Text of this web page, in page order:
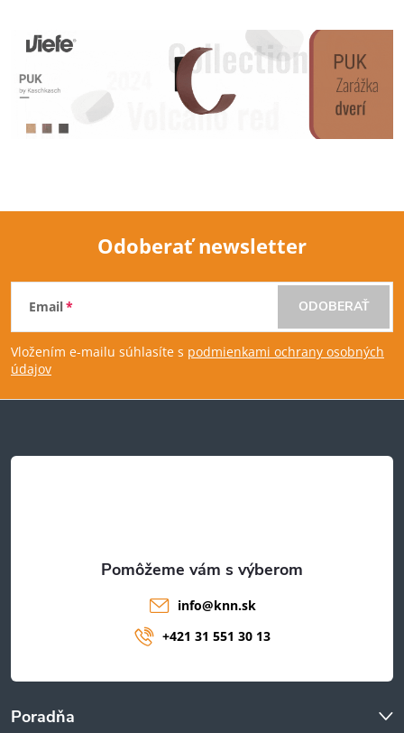
Z
á
p
t
Odoberať newsletter
Email
Vložením e-mailu súhlasíte s podmienkami ochrany osobných
údajov
ODOBERAŤ
Poradňa
info@knn.sk
+421 31 551 30 13